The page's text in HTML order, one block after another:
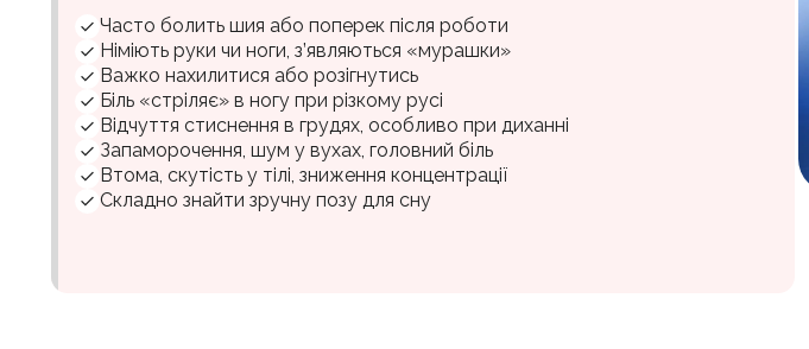
Часто болить шия або поперек після роботи
Німіють руки чи ноги, з’являються «мурашки»
Важко нахилитися або розігнутись
Біль «стріляє» в ногу при різкому русі
Відчуття стиснення в грудях, особливо при диханні
Запаморочення, шум у вухах, головний біль
Втома, скутість у тілі, зниження концентрації
Складно знайти зручну позу для сну